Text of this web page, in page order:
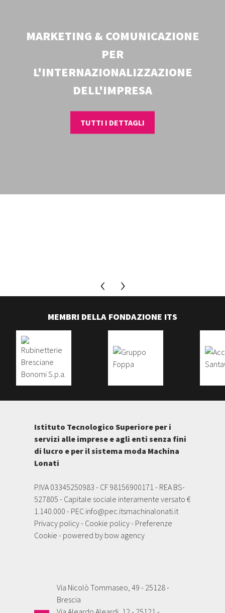
MARKETING & COMUNICAZIONE
PER
L'INTERNAZIONALIZZAZIONE
DELL'IMPRESA
TUTTI I DETTAGLI
MEMBRI DELLA FONDAZIONE ITS
Istituto Tecnologico Superiore per i
servizi alle imprese e agli enti senza fini
di lucro e per il sistema moda Machina
Lonati
P.IVA 03345250983 - CF 98156900171 - REA BS-
527805 - Capitale sociale interamente versato €
1.140.000 - PEC info@pec.itsmachinalonati.it
Privacy policy- Cookie policy- Preferenze
Cookie - powered by bow agency
Via Nicolò Tommaseo, 49 - 25128 -
Brescia